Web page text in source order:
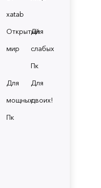
xatab
Открытый
мир
Для
слабых
Пк
Для
мощных
Пк
Для
двоих!